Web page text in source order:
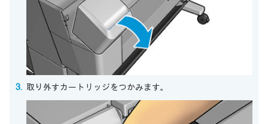
取り外すカートリッジをつかみます。